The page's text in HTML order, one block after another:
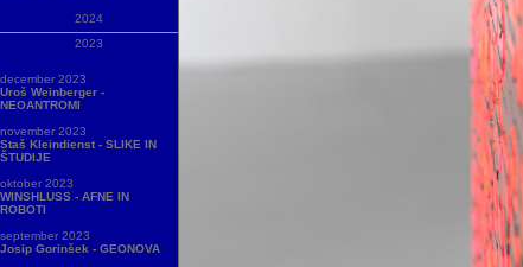
2024
2023
december 2023
Uroš Weinberger -
NEOANTROMI
november 2023
Staš Kleindienst - SLIKE IN
ŠTUDIJE
oktober 2023
WINSHLUSS - AFNE IN
ROBOTI
september 2023
Josip Gorinšek - GEONOVA